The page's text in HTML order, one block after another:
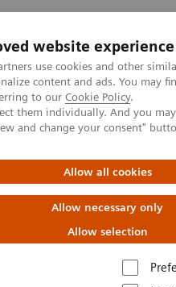
website experience
use cookies and other
content and ads. You may
to our Cookie Policy.
them individually. And you
and change your consent"
Allow all cookies
Allow necessary only
Allow selection
Support og
bildediagnostikk
Alpha class
CT angiography with minimal
photon-
with